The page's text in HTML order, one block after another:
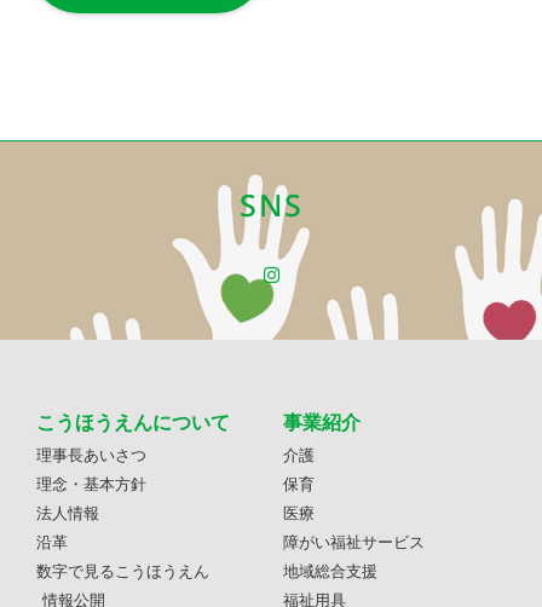
SNS
こうほうえんについて
理事長あいさつ
理念・基本方針
法人情報
沿革
数字で見るこうほうえん
情報公開
事業紹介
介護
保育
医療
障がい福祉サービス
地域総合支援
福祉用具